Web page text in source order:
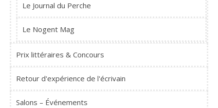
Le Journal du Perche
Le Nogent Mag
Prix littéraires & Concours
Retour d'expérience de l'écrivain
Salons – Événements